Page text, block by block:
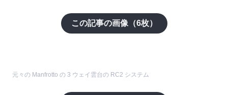
この記事の画像（6枚）
元々の Manfrotto の 3 ウェイ雲台の RC2 システム